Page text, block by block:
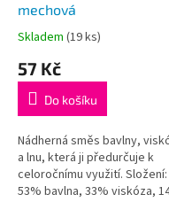
mechová
Průměrné
produktu
5,0
5
hvězdiček.
Skladem (19 ks)
57 Kč
Do košíku
Nádherná směs bavlny,
a lnu, která ji předurčuje k
celoročnímu využití. Složení:
53% bavlna, 33% viskóza,